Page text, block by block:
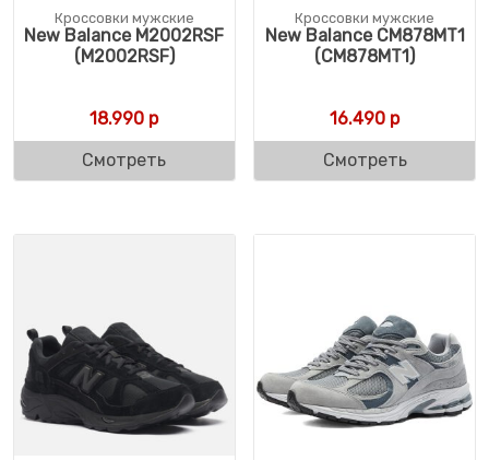
Кроссовки мужские
New Balance M2002RSF
(M2002RSF)
18.990 р
Смотреть
Кроссовки мужские
New Balance CM878MT1
(CM878MT1)
16.490 р
Смотреть